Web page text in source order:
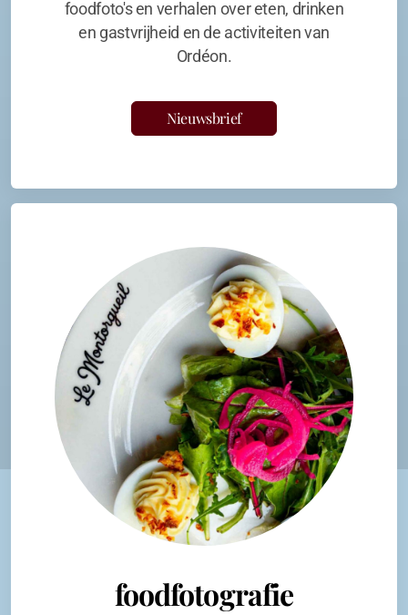
foodfoto's en verhalen over eten, drinken
en gastvrijheid en de activiteiten van
Ordéon.
Nieuwsbrief
foodfotografie